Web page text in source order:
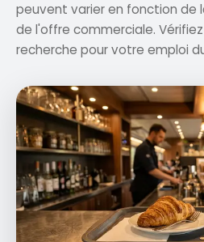
peuvent varier en fonction de
de l'offre commerciale.
recherche pour votre emploi